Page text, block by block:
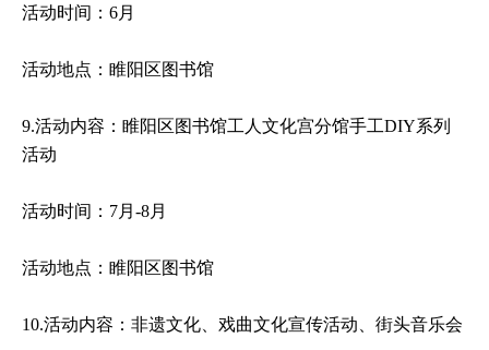
活动时间：6月
活动地点：睢阳区图书馆
9.活动内容：睢阳区图书馆工人文化宫分馆手工DIY系列
活动
活动时间：7月-8月
活动地点：睢阳区图书馆
10.活动内容：非遗文化、戏曲文化宣传活动、街头音乐会